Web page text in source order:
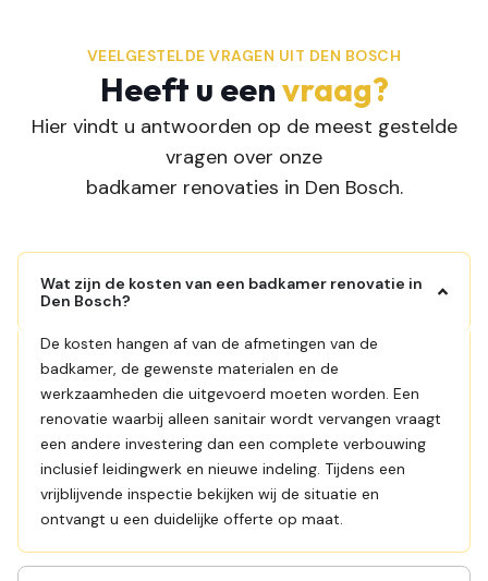
VEELGESTELDE VRAGEN UIT DEN BOSCH
Heeft u eenvraag?
Hier vindt u antwoorden op de meest gestelde
vragen over onze
badkamer renovaties in Den Bosch.
Wat zijn de kosten van een badkamer renovatie in
Den Bosch?
De kosten hangen af van de afmetingen van de
badkamer, de gewenste materialen en de
werkzaamheden die uitgevoerd moeten worden. Een
renovatie waarbij alleen sanitair wordt vervangen vraagt
een andere investering dan een complete verbouwing
inclusief leidingwerk en nieuwe indeling. Tijdens een
vrijblijvende inspectie bekijken wij de situatie en
ontvangt u een duidelijke offerte op maat.